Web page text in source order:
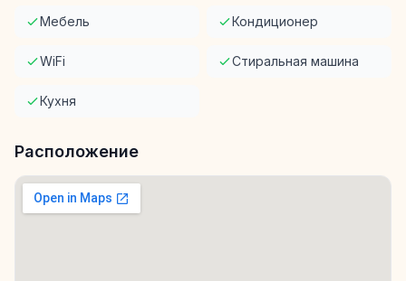
Мебель Кондиционер
WiFi Стиральная машина
Кухня
Расположение